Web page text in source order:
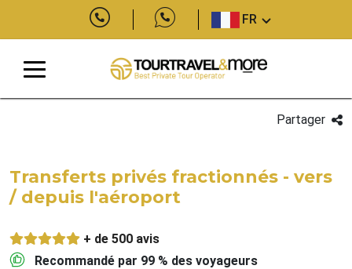
FR
Partager
Transferts privés fractionnés - vers
/ depuis l'aéroport
+ de 500 avis
Recommandé par 99 % des voyageurs